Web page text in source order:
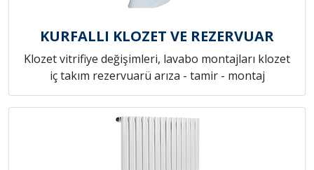
KURFALLI KLOZET VE REZERVUAR
Klozet vitrifiye değişimleri, lavabo montajları klozet
iç takım rezervuarü arıza - tamir - montaj